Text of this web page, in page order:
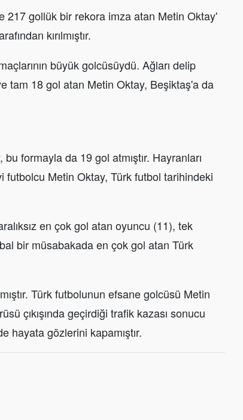
217 gollük bir rekora imza atan Metin Oktay'
kırılmıştır.
büyük golcüsüydü. Ağları delip
tam 18 gol atan Metin Oktay, Beşiktaş'a da
formayla da 19 gol atmıştır. Hayranları
futbolcu Metin Oktay, Türk futbol tarihindeki
en çok gol atan oyuncu (11), tek
bir müsabakada en çok gol atan Türk
Türk futbolunun efsane golcüsü Metin
çıkışında geçirdiği trafik kazası sonucu
hayata gözlerini kapamıştır.